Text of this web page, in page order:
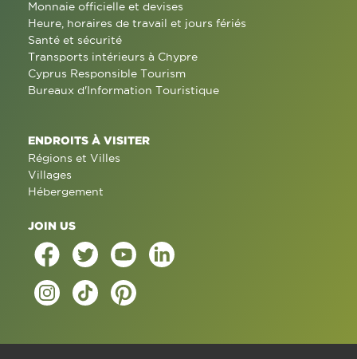
Monnaie officielle et devises
Heure, horaires de travail et jours fériés
Santé et sécurité
Transports intérieurs à Chypre
Cyprus Responsible Tourism
Bureaux d'Information Touristique
ENDROITS À VISITER
Régions et Villes
Villages
Hébergement
JOIN US